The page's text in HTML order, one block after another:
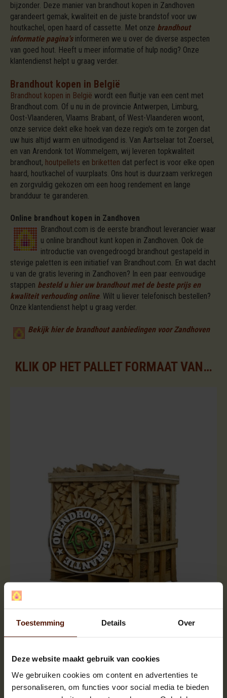
Toestemming Details Over
Deze website maakt gebruik van cookies
We gebruiken cookies om content en advertenties te
personaliseren, om functies voor social media te bieden
bijzonder. Deze manier van brandhout kopen in Zandhoven
garandeert gemak, kwaliteit en de juiste brandstof voor uw
houtkachel, open haard of cassette. Met onze brandhout
informatie pagina'sinformeren we u over de diverse aspecten
van goed hout. Heeft u meer informatie of hulp nodig? Onze
klantendienst helpt u graag verder.
Brandhout kopen in België
Brandhout kopen in België wordt een fluitje van een cent met
Brandhout.com. Of u nu in de provincie Antwerpen, Limburg,
Oost-Vlaanderen, Vlaams Brabant, of West-Vlaanderen woont,
onze service dekt elke hoek van deze regio's om te zorgen dat
uw huis altijd warm en uitnodigend is. Van Aartselaar tot Zoersel,
en van Arendonk tot Wommelgem, wij leveren topkwaliteit
brandhout, houtpellets en briketten dat perfect is voor elke open
haard, houtkachel of vuurplaats. Ons hout is duurzaam verkregen
en zorgvuldig gekozen om een hoog rendement en lange
brandduur te garanderen.
Online brandhout kopen in Zandhoven
Brandhout.com is de eerste brandhout leverancier waar
u online brandhout kunt kopen in Zandhoven. Ook de
introductie van ovengedroogd brandhout gestapeld in
stevige paletten is een initiatief van Brandhout.com. En wat dacht
u van de gratis levering in Zandhoven? In een paar eenvoudige
stappen besteld u hier uw brandhout met de beste prijs en
kwaliteit verhouding online. Wilt u liever telefonisch bestellen?
Onze klantendienst helpt u graag verder.
Bekijk hier de brandhout aanbiedingen voor Zandhoven
KLIK OP HET PALLET FORMAAT VAN UW KEUZE VOOR DE BESCHIKBARE ASSORTIMENTEN